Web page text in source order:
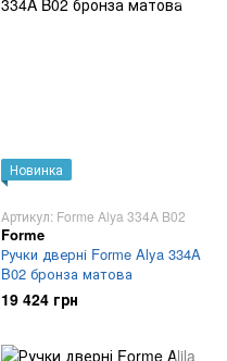
Новинка
Артикул: Forme Alya 334A B02
Forme
Ручки дверні Forme Alya 334A
B02 бронза матова
19 424 грн